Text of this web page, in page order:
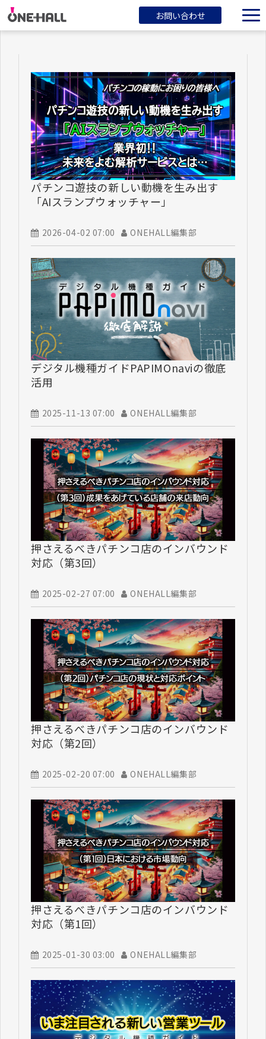
お問い合わせ
ブログ
会社概要
パチンコ遊技の新しい動機を生み出す
「AIスランプウォッチャー」
2026-04-02 07:00 ONEHALL編集部
デジタル機種ガイドPAPIMOnaviの徹底
活用
2025-11-13 07:00 ONEHALL編集部
押さえるべきパチンコ店のインバウンド
対応（第3回）
2025-02-27 07:00 ONEHALL編集部
押さえるべきパチンコ店のインバウンド
対応（第2回）
2025-02-20 07:00 ONEHALL編集部
押さえるべきパチンコ店のインバウンド
対応（第1回）
2025-01-30 03:00 ONEHALL編集部